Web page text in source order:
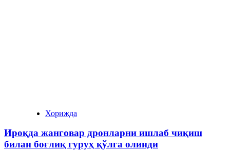
Хорижда
Ироқда жанговар дронларни ишлаб чиқиш
билан боғлиқ гуруҳ қўлга олинди